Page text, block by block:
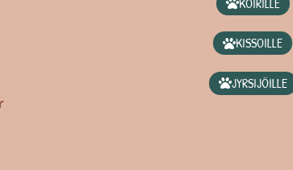
KISSOILLE
JYRSIJÖILLE